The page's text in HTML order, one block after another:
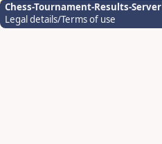
Chess-Tournament-Results-Server
Legal details/Terms of use